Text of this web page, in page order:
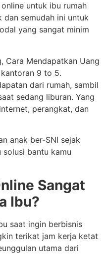
untuk ibu rumah
dan semudah ini untuk
yang sangat minim
Cara Mendapatkan Uang
9 to 5.
dari rumah, sambil
sedang liburan. Yang
perangkat, dan
anak ber-SNI sejak
solusi bantu kamu
Sangat
Ibu?
saat ingin berbisnis
terikat jam kerja ketat
utama dari